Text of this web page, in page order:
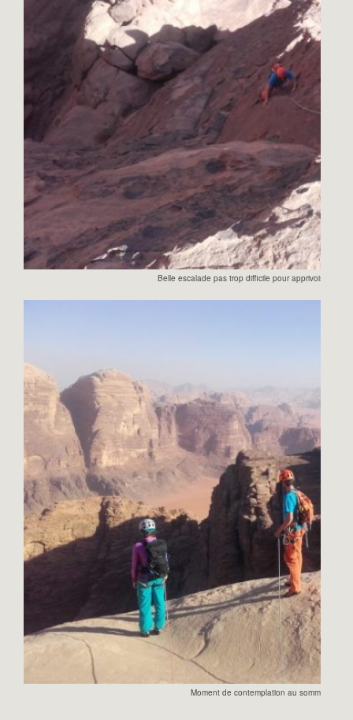
Belle escalade pas trop difficile pour apprivoiser le
Moment de contemplation au sommet de la